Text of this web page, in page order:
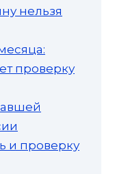
нельзя
проверку
и проверку